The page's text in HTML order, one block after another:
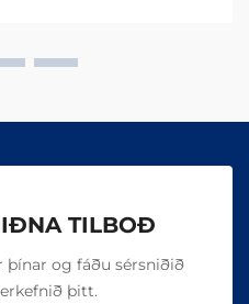
TILBOÐ
og fáðu sérsniðið
þitt.